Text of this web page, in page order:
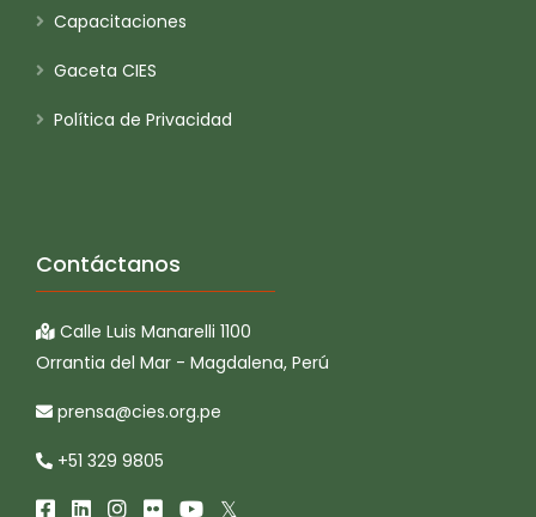
Capacitaciones
Gaceta CIES
Política de Privacidad
Contáctanos
Calle Luis Manarelli 1100
Orrantia del Mar - Magdalena, Perú
prensa@cies.org.pe
+51 329 9805